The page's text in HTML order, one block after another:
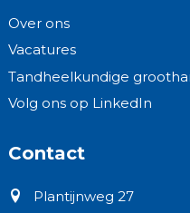
Over ons
Vacatures
Tandheelkundige
Volg ons op LinkedIn
Contact
Plantijnweg 27